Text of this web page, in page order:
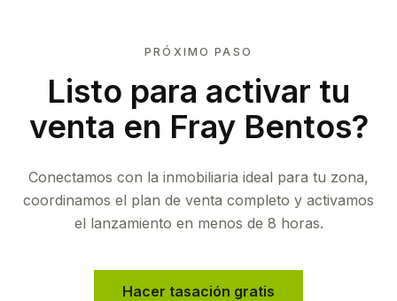
PRÓXIMO PASO
Listo para activar tu
venta en Fray Bentos?
Conectamos con la inmobiliaria ideal para tu zona,
coordinamos el plan de venta completo y activamos
el lanzamiento en menos de 8 horas.
Hacer tasación gratis